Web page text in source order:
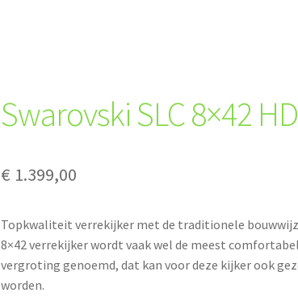
Swarovski SLC 8×42 HD
€ 1.399,00
Topkwaliteit verrekijker met de traditionele
8×42 verrekijker wordt vaak wel de meest
vergroting genoemd, dat kan voor deze kijker ook
worden.